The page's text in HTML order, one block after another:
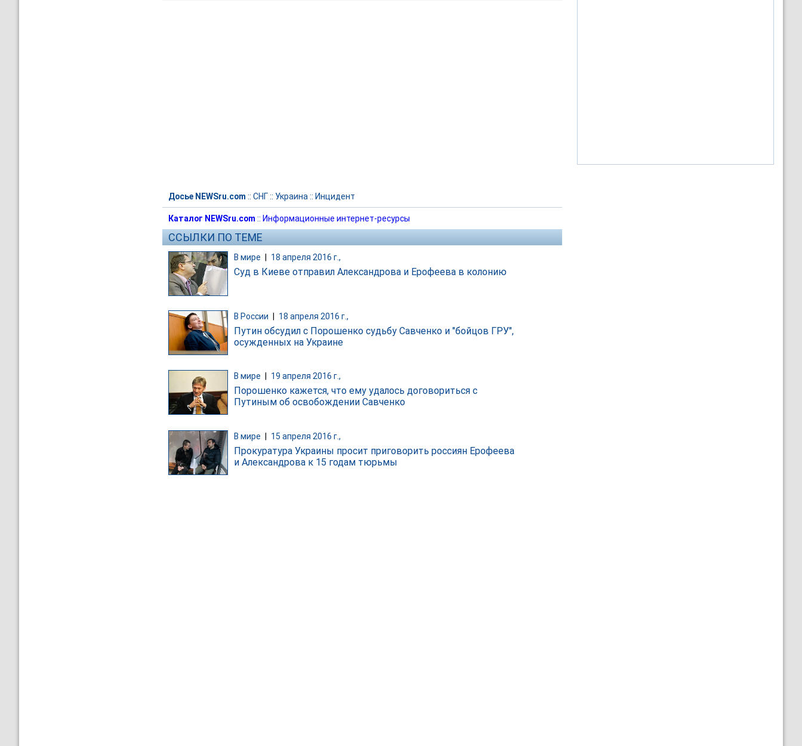
Досье NEWSru.com :: СНГ:: Украина :: Инцидент
Каталог NEWSru.com :: Информационные интернет-ресурсы
ССЫЛКИ ПО ТЕМЕ
В мире 18 апреля 2016 г.,
Суд в Киеве отправил Александрова и Ерофеева в колонию
В России 18 апреля 2016 г.,
Путин обсудил с Порошенко судьбу Савченко и "бойцов ГРУ",
осужденных на Украине
В мире 19 апреля 2016 г.,
Порошенко кажется, что ему удалось договориться с
Путиным об освобождении Савченко
В мире | 15 апреля 2016 г.,
Прокуратура Украины просит приговорить россиян Ерофеева
и Александрова к 15 годам тюрьмы